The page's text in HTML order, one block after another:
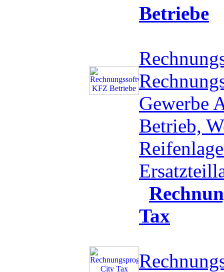
Betriebe
Gewerbe
Betrieb,
Tax